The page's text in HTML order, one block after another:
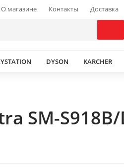
О магазине Контакты Доставка
DYSON KARCHER
SM-